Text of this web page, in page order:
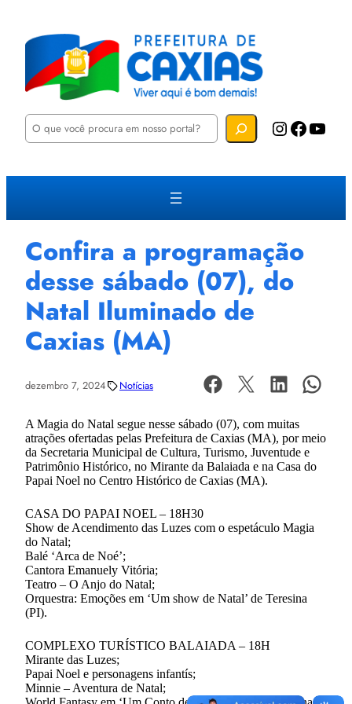
P
u
a
Instagram Facebook YouTube
Confira a programação
desse sábado (07), do
Natal Iluminado de
Caxias (MA)
dezembro 7, 2024 Notícias
A Magia do Natal segue nesse sábado (07), com muitas
atrações ofertadas pelas Prefeitura de Caxias (MA), por meio
da Secretaria Municipal de Cultura, Turismo, Juventude e
Patrimônio Histórico, no Mirante da Balaiada e na Casa do
Papai Noel no Centro Histórico de Caxias (MA).
CASA DO PAPAI NOEL – 18H30
Show de Acendimento das Luzes com o espetáculo Magia
do Natal;
Balé ‘Arca de Noé’;
Cantora Emanuely Vitória;
Teatro – O Anjo do Natal;
Orquestra: Emoções em ‘Um show de Natal’ de Teresina
(PI).
COMPLEXO TURÍSTICO BALAIADA – 18H
Mirante das Luzes;
Papai Noel e personagens infantís;
Minnie – Aventura de Natal;